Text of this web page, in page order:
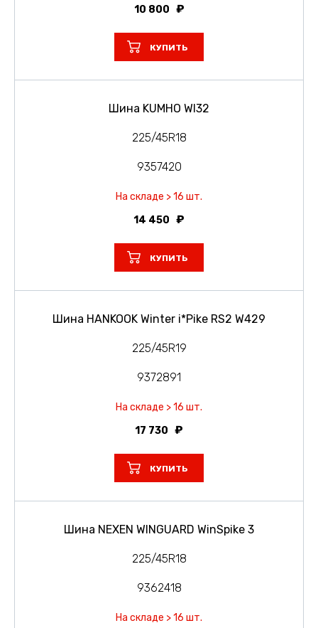
10 800
КУПИТЬ
Шина KUMHO WI32
225/45R18
9357420
На складе > 16 шт.
14 450
КУПИТЬ
Шина HANKOOK Winter i*Pike RS2 W429
225/45R19
9372891
На складе > 16 шт.
17 730
КУПИТЬ
Шина NEXEN WINGUARD WinSpike 3
225/45R18
9362418
На складе > 16 шт.